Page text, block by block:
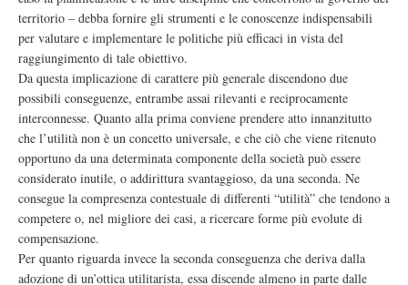
territorio – debba fornire gli strumenti e le conoscenze indispensabili
per valutare e implementare le politiche più efficaci in vista del
raggiungimento di tale obiettivo.
Da questa implicazione di carattere più generale discendono due
possibili conseguenze, entrambe assai rilevanti e reciprocamente
interconnesse. Quanto alla prima conviene prendere atto innanzitutto
che l’utilità non è un concetto universale, e che ciò che viene ritenuto
opportuno da una determinata componente della società può essere
considerato inutile, o addirittura svantaggioso, da una seconda. Ne
consegue la compresenza contestuale di differenti “utilità” che tendono a
competere o, nel migliore dei casi, a ricercare forme più evolute di
compensazione.
Per quanto riguarda invece la seconda conseguenza che deriva dalla
adozione di un’ottica utilitarista, essa discende almeno in parte dalle